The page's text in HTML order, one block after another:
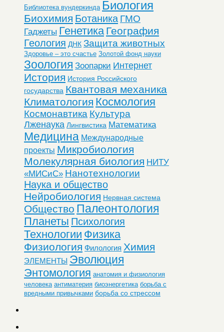
Библиотека вундеркинда Биология
Биохимия Ботаника ГМО
Гаджеты Генетика География
Геология ДНК Защита животных
Здоровье – это счастье Золотой фонд науки
Зоология Зоопарки Интернет
История История Российского
государства Квантовая механика
Климатология Космология
Космонавтика Культура
Лженаука Лингвистика Математика
Медицина Международные
проекты Микробиология
Молекулярная биология НИТУ
«МИСиС» Нанотехнологии
Наука и общество
Нейробиология Нервная система
Общество Палеонтология
Планеты Психология
Технологии Физика
Физиология Филология Химия
ЭЛЕМЕНТЫ Эволюция
Энтомология анатомия и физиология
человека антиматерия биоэнергетика борьба с
вредными привычками борьба со стрессом